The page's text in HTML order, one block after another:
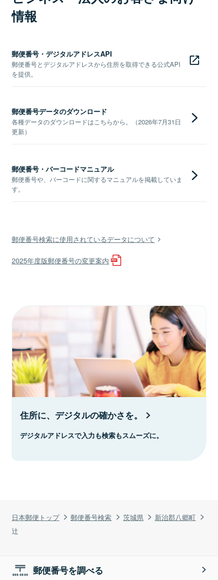
日本郵便トップ 郵便番号検索 茨城県
新治郡八郷町
辻
情報
郵便番号・デジタルアドレスAPI
郵便番号とデジタルアドレスから住所を取得できる公式API
を提供。
郵便番号データのダウンロード
各種データのダウンロードはこちらから。（2026年7月31日
更新）
郵便番号・バーコードマニュアル
郵便番号や、バーコードに関するマニュアルを掲載していま
す。
郵便番号検索に使用されているデータについて
2025年度版郵便番号の変更案内
住所に、デジタルの確かさを。
デジタルアドレスで入力も検索もスムーズに。
郵便番号を調べる